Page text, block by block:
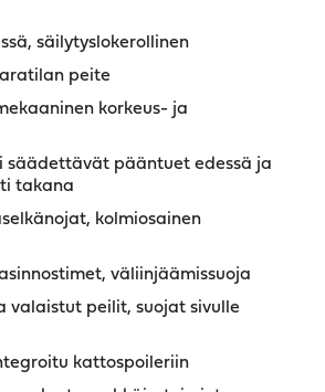
säilytyslokerollinen
peite
korkeus- ja
säädettävät pääntuet edessä ja
takana
kolmiosainen
väliinjäämissuoja
valaistut peilit, suojat sivulle
kattospoileriin